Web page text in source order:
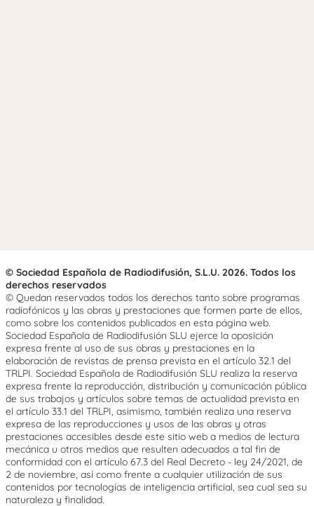
© Sociedad Española de Radiodifusión, S.L.U. 2026. Todos los
derechos reservados
© Quedan reservados todos los derechos tanto sobre programas
radiofónicos y las obras y prestaciones que formen parte de ellos,
como sobre los contenidos publicados en esta página web.
Sociedad Española de Radiodifusión SLU ejerce la oposición
expresa frente al uso de sus obras y prestaciones en la
elaboración de revistas de prensa prevista en el artículo 32.1 del
TRLPI. Sociedad Española de Radiodifusión SLU realiza la reserva
expresa frente la reproducción, distribución y comunicación pública
de sus trabajos y artículos sobre temas de actualidad prevista en
el artículo 33.1 del TRLPI, asimismo, también realiza una reserva
expresa de las reproducciones y usos de las obras y otras
prestaciones accesibles desde este sitio web a medios de lectura
mecánica u otros medios que resulten adecuados a tal fin de
conformidad con el artículo 67.3 del Real Decreto - ley 24/2021, de
2 de noviembre, así como frente a cualquier utilización de sus
contenidos por tecnologías de inteligencia artificial, sea cual sea su
naturaleza y finalidad.